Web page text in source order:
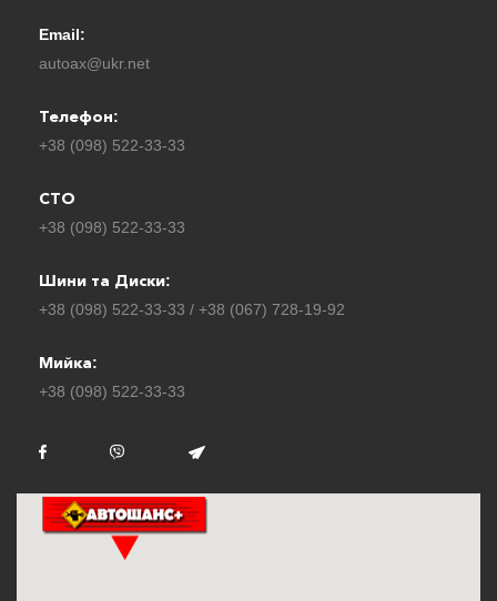
Email:
autoax@ukr.net
Телефон:
+38 (098) 522-33-33
СТО
+38 (098) 522-33-33
Шини та Диски:
+38 (098) 522-33-33 / +38 (067) 728-19-92
Мийка:
+38 (098) 522-33-33